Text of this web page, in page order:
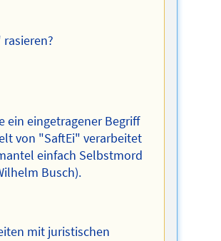
ein eingetragener Begriff
von "SaftEi" verarbeitet
einfach Selbstmord
Busch).
mit juristischen